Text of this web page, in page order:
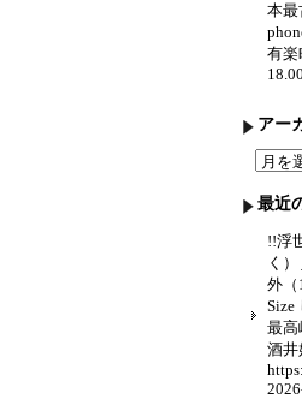
本
有
18.00
アー
ア
ー
カ
イ
最近
!!浮
く
外（
Size
最
酒井